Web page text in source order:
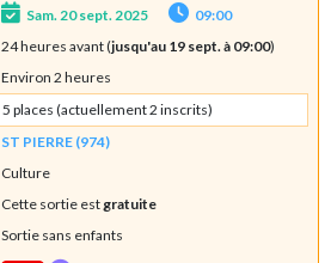
Sam. 20 sept. 2025
09:00
24 heures avant (jusqu'au 19 sept. à 09:00)
Environ 2 heures
5 places (actuellement 2 inscrits)
ST PIERRE (974)
Culture
Cette sortie est gratuite
Sortie sans enfants